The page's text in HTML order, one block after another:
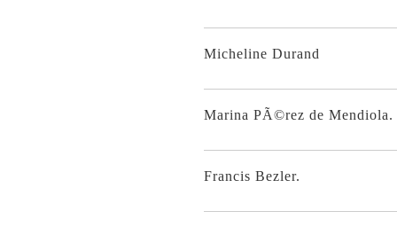
Micheline Durand
Marina PÃ©rez de Mendiola.
Francis Bezler.